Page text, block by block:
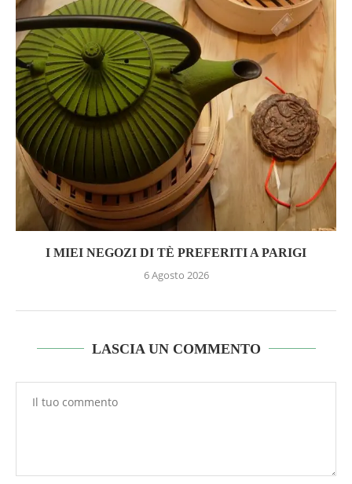
I MIEI NEGOZI DI TÈ PREFERITI A PARIGI
6 Agosto 2026
LASCIA UN COMMENTO